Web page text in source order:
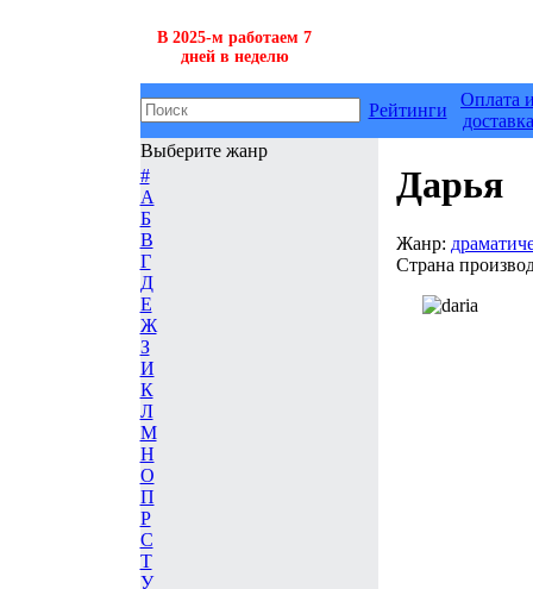
В 2025-м работаем 7
дней в неделю
Рейтинги
Оплата
доставка
Выберите жанр
#
А
Б
В
Г
Д
Е
Ж
З
И
К
Л
М
Н
О
П
Р
С
Т
У
Дарья
Жанр:
Страна